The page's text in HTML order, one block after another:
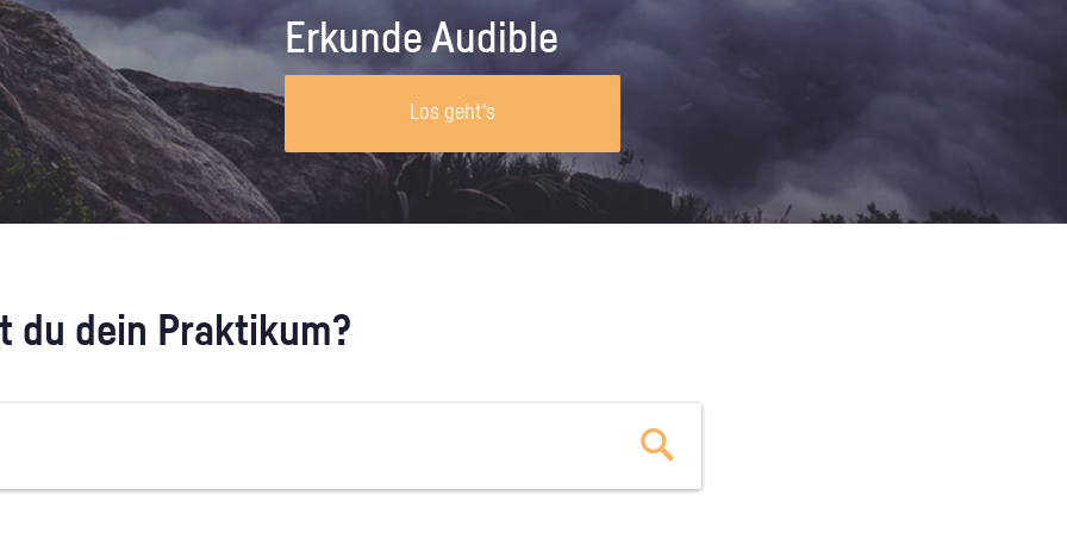
Unternehmen lohnt, wie man sich
vorbereitet und wie ein Vorab-Anruf
abläuft.
Erkunde Audible
Los geht's
du dein Praktikum?